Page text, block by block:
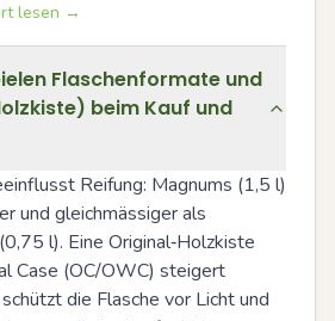
lesen →
Flaschenformate und
beim Kauf und
Reifung: Magnums (1,5 l)
und gleichmässiger als
l). Eine Original‑Holzkiste
Case (OC/OWC) steigert
die Flasche vor Licht und